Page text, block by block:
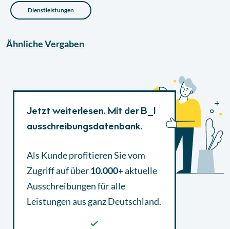
Dienstleistungen
ÄhnlicheVergaben
Jetzt weiterlesen. Mit der B_I
ausschreibungsdatenbank.
Als Kunde profitieren Sie vom
Zugriff auf über10.000+aktuelle
Ausschreibungenfür alle
Leistungen aus ganz Deutschland.